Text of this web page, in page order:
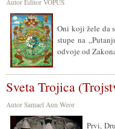
Autor Editor VOPUS
Oni koji žele da
stupe na
odvoje od
Sveta Trojica
Autor Samael Aun Weor
Prvi,